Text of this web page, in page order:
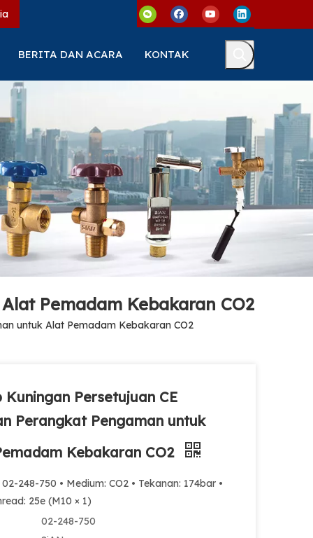
BERITA DAN ACARA KONTAK
Pemadam Kebakaran CO2
untuk Alat Pemadam Kebakaran CO2
Kuningan Persetujuan CE
Perangkat Pengaman untuk
Kebakaran CO2
248-750 • Medium: CO2 • Tekanan: 174bar •
25e (M10 × 1)
02-248-750